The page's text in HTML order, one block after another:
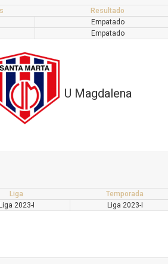
Resultado
Empatado
Empatado
U Magdalena
Liga
Temporada
2023-I Liga 2023-I